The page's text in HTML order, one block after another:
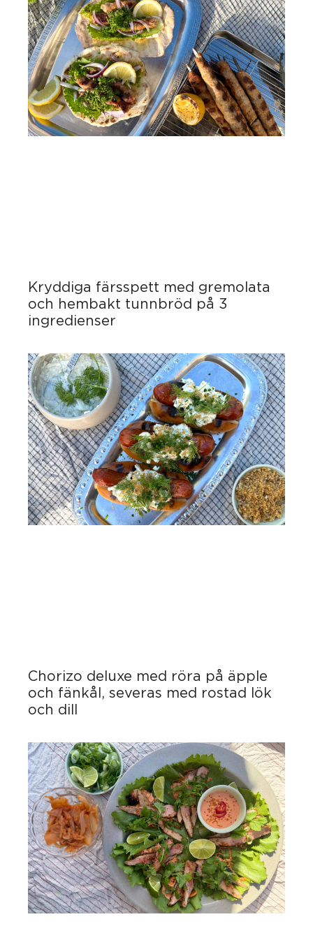
Kryddiga färsspett med gremolata
och hembakt tunnbröd på 3
ingredienser
Chorizo deluxe med röra på äpple
och fänkål, severas med rostad lök
och dill